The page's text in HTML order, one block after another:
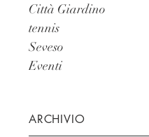
Città Giardino
tennis
Seveso
Eventi
ARCHIVIO